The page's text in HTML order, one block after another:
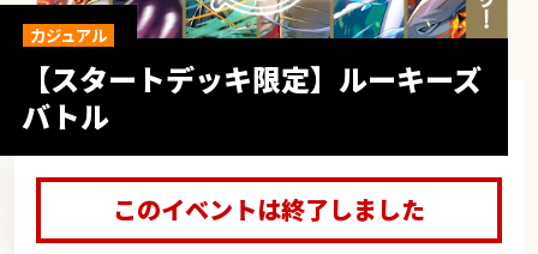
【スタートデッキ限定】ルーキーズ
バトル
カジュアル
このイベントは終了しました